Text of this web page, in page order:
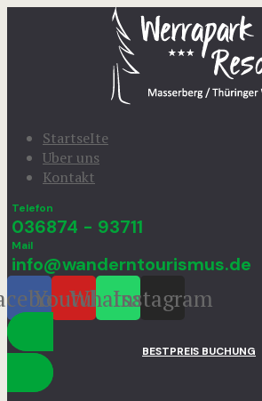
StartseIte
Uber uns
Kontakt
Telefon
036874 - 93711
Mail
info@wanderntourismus.de
Youtube
Whatsapp
Instagram
BESTPREIS BUCHUNG